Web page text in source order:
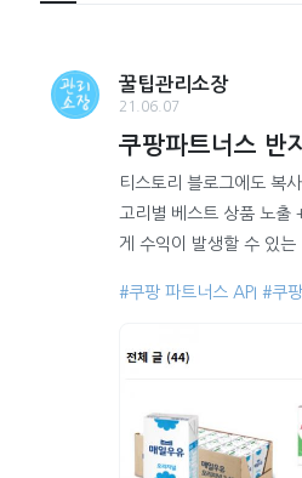
꿀팁관리소장
21.06.07
쿠팡파트너스 반
티스토리 블로그에도 복
고리별 베스트 상품 노출
게 수익이 발생할 수 있는
#쿠팡 파트너스 API #쿠